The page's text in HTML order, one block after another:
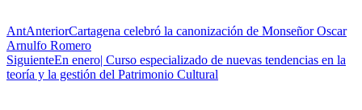
AntAnteriorCartagena celebró la canonización de Monseñor Oscar
Arnulfo Romero
SiguienteEn enero| Curso especializado de nuevas tendencias en la
teoría y la gestión del Patrimonio Cultural